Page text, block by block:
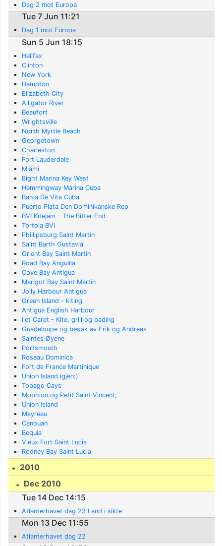
Dag 2 mot Europa
Tue 7 Jun 11:21
Dag 1 mot Europa
Sun 5 Jun 18:15
Halifax
Clinton
New York
Hampton
Elizabeth City
Alligator River
Beaufort
Wrightsville
North Myrtle Beach
Georgetown
Charleston
Fort Lauderdale
Miami
Bight Marina Key West
Hemmingway Marina Cuba
Bahia De Vita Cuba
Puerto Plata Den Dominikanske Rep
BVI Kitejam - The Bitter End
Tortola BVI
Phillipsburg Saint Martin
Saint Barth Gustavia
Orient Bay Saint Martin
Road Bay Anguilla
Cove Bay Antigua
Marigot Bay Saint Martin
Jolly Harbour Antigua
Green Island - kiting
Antigua English Harbour
Ilet Caret - Kite, grill og bading
Guadeloupe og besøk av Erik og Andreas
Saintes Øyene
Portsmouth
Roseau Dominica
Fort de France Martinique
Union Island igjen:)
Tobago Cays
Mophion og Petit Saint Vincent;
Union Island
Mayreau
Canouan
Bequia
Vieux Fort Saint Lucia
Rodney Bay Saint Lucia
2010
Dec 2010
Tue 14 Dec 14:15
Atlanterhavet dag 23 Land i sikte
Mon 13 Dec 11:55
Atlanterhavet dag 22